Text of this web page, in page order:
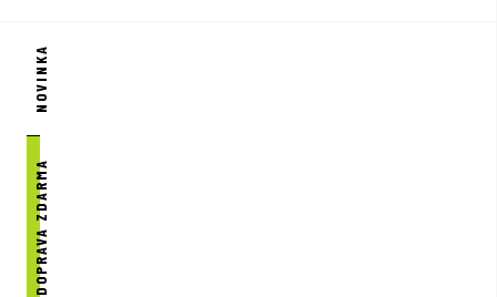
NOVINKA
DOPRAVA ZDARMA